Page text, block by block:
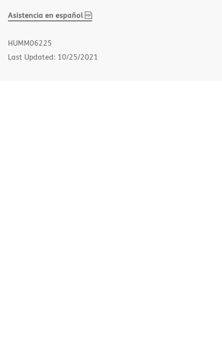
Asistencia en español,
(opens
HUMM06225
Last Updated: 10/25/2021